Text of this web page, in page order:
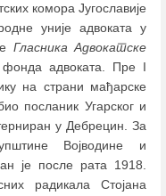
комора Југославије
уније адвоката у
Гласника Адвокатске
адвоката. Пре I
на страни мађарске
посланик Угарског и
у Дебрецин. За
Војводине и
је после рата 1918.
радикала Стојана